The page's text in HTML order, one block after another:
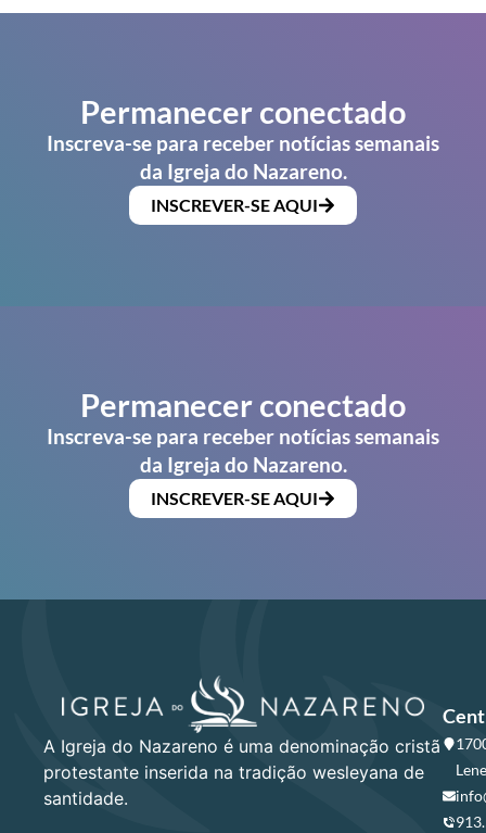
Permanecer conectado
Inscreva-se para receber notícias semanais
da Igreja do Nazareno.
INSCREVER-SE AQUI
Permanecer conectado
Inscreva-se para receber notícias semanais
da Igreja do Nazareno.
INSCREVER-SE AQUI
A Igreja do Nazareno é uma denominação cristã
protestante inserida na tradição wesleyana de
santidade.